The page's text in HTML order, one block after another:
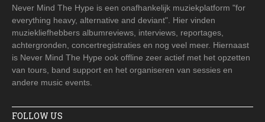
Never Mind The Hype is een onafhankelijk muziekplatform "for
everything heavy, alternative and deviant". Hier vinden
muziekliefhebbers albumreviews, interviews, reportages,
achtergronden, concertregistraties en nog veel meer. Hiernaast
is Never Mind The Hype ook offline zeer actief met het opzetten
van tours, band support en het organiseren van sessies en
andere music events.
FOLLOW US